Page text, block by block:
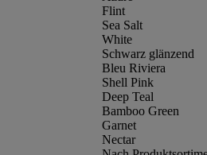
Flint
Sea Salt
White
Schwarz glänzend
Bleu Riviera
Shell Pink
Deep Teal
Bamboo Green
Garnet
Nectar